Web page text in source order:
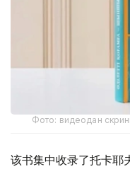
Фото: видеодан
该书集中收录了托卡耶